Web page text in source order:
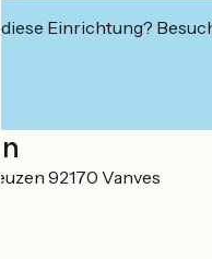
diese Einrichtung?
92170 Vanves